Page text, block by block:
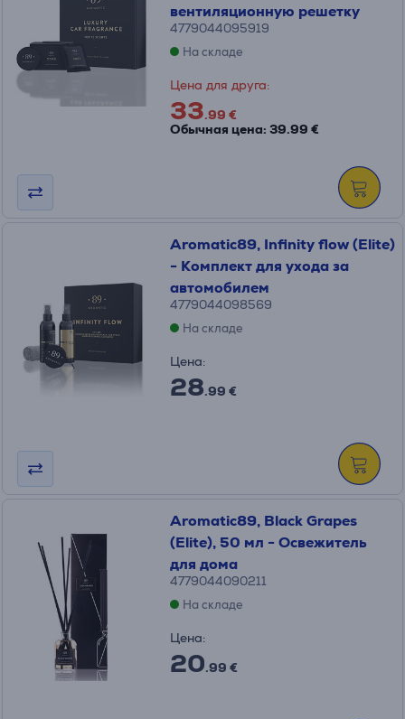
вентиляционную решетку
4779044095919
На складе
Цена для друга:
33.99 €
Обычная цена: 39.99 €
Aromatic89, Infinity flow (Elite)
- Комплект для ухода за
автомобилем
4779044098569
На складе
Цена:
28.99 €
Aromatic89, Black Grapes
(Elite), ​​50 мл - Освежитель
для дома
4779044090211
На складе
Цена:
20.99 €